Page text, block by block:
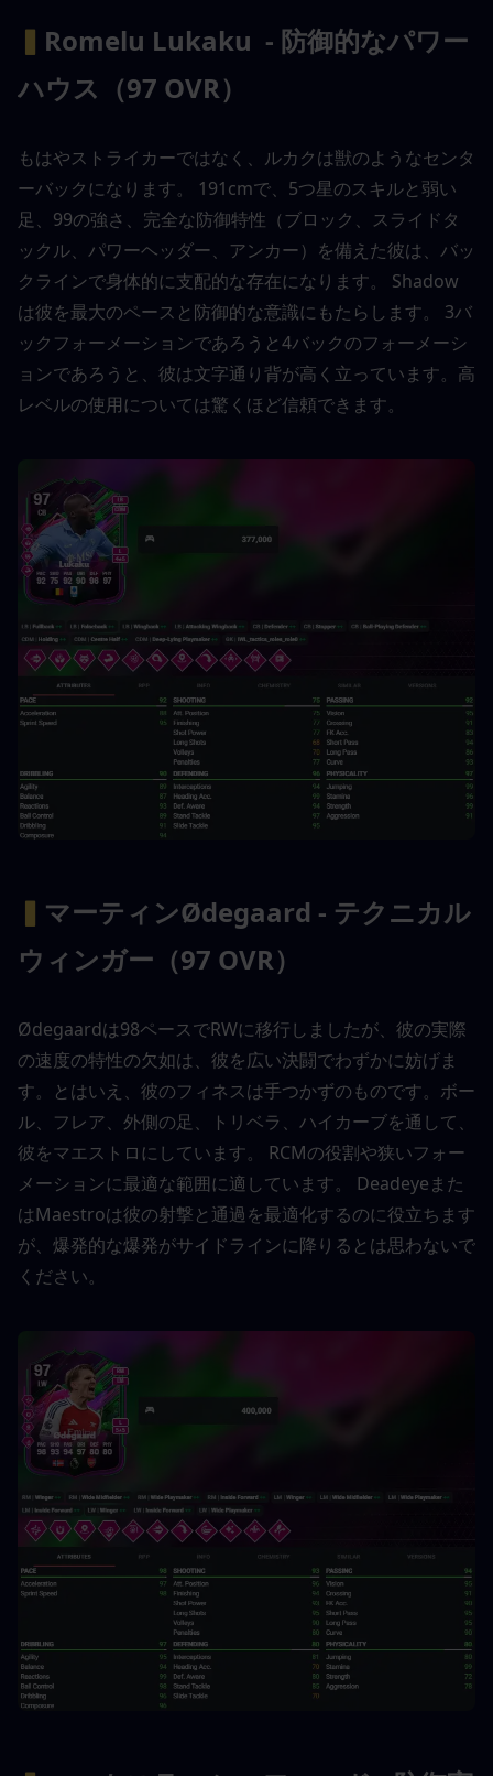
▍ Romelu Lukaku  - 防御的なパワー
ハウス（97 OVR）
もはやストライカーではなく、ルカクは獣のようなセンタ
ーバックになります。 191cmで、5つ星のスキルと弱い
足、99の強さ、完全な防御特性（ブロック、スライドタ
ックル、パワーヘッダー、アンカー）を備えた彼は、バッ
クラインで身体的に支配的な存在になります。 Shadow
は彼を最大のペースと防御的な意識にもたらします。 3バ
ックフォーメーションであろうと4バックのフォーメーシ
ョンであろうと、彼は文字通り背が高く立っています。高
レベルの使用については驚くほど信頼できます。
▍ マーティンØdegaard - テクニカル
ウィンガー（97 OVR）
Ødegaardは98ペースでRWに移行しましたが、彼の実際
の速度の特性の欠如は、彼を広い決闘でわずかに妨げま
す。とはいえ、彼のフィネスは手つかずのものです。ボー
ル、フレア、外側の足、トリベラ、ハイカーブを通して、
彼をマエストロにしています。 RCMの役割や狭いフォー
メーションに最適な範囲に適しています。 Deadeyeまた
はMaestroは彼の射撃と通過を最適化するのに役立ちます
が、爆発的な爆発がサイドラインに降りるとは思わないで
ください。